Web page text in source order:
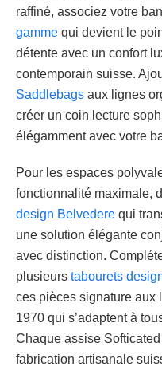
raffiné, associez votre
gamme qui devient le
détente avec un confort
contemporain suisse.
Saddlebags aux lignes
créer un coin lecture
élégamment avec votre
Pour les espaces
fonctionnalité maximale,
design Belvedere qui
une solution élégante
avec distinction.
plusieurs tabourets
ces pièces signature aux
1970 qui s’adaptent à
Chaque assise
fabrication artisanale